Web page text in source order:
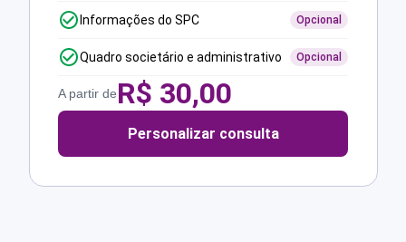
Informações do SPC Opcional
Quadro societário e administrativo Opcional
A partir deR$ 30,00
Personalizar consulta